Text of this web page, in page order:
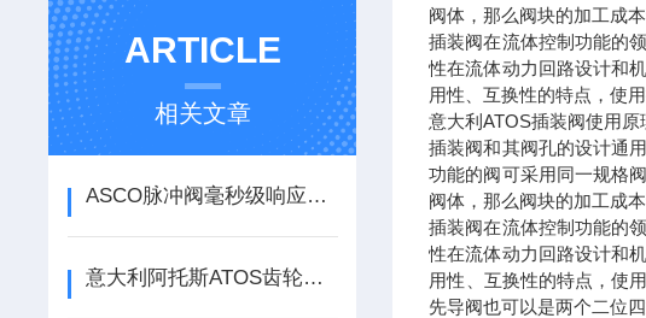
ARTICLE
相关文章
ASCO脉冲阀毫秒级响应背后的精密控制逻辑
意大利阿托斯ATOS齿轮泵和叶片泵的区别介绍
阀体，那么阀块的加工成
插装阀在流体控制功能的
性在流体动力回路设计和
用性、互换性的特点，使
意大利ATOS插装阀使用原
插装阀和其阀孔的设计通
功能的阀可采用同一规格
阀体，那么阀块的加工成
插装阀在流体控制功能的
性在流体动力回路设计和
用性、互换性的特点，使
先导阀也可以是两个二位